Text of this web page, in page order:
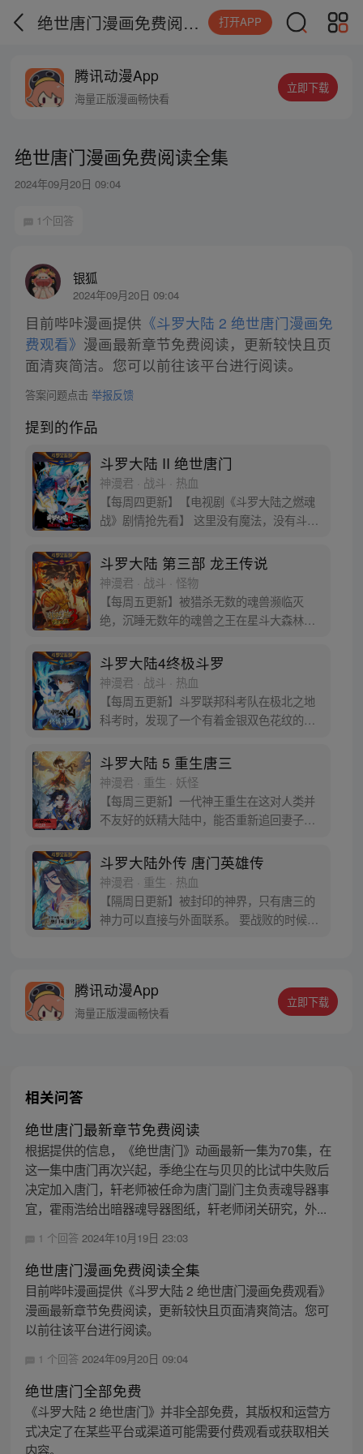
绝世唐门漫画免费阅读全集 打开APP
腾讯动漫App
海量正版漫画畅快看
立即下载
绝世唐门漫画免费阅读全集
2024年09月20日 09:04
1个回答
银狐
2024年09月20日 09:04
目前哔咔漫画提供 《斗罗大陆 2 绝世唐门漫画免
费观看》 漫画最新章节免费阅读，更新较快且页
面清爽简洁。您可以前往该平台进行阅读。
答案问题点击 举报反馈
提到的作品
斗罗大陆 II 绝世唐门
神漫君 · 战斗 · 热血
【每周四更新】【电视剧《斗罗大陆之燃魂
战》剧情抢先看】 这里没有魔法，没有斗
后的斗罗大陆上，唐门式微，一代天骄霍雨
浩横空出世，一切的神奇都将一一展现。 唐
门暗器能否重振雄风，唐门能否重现辉煌，
一切尽绝世唐门！
斗罗大陆 第三部 龙王传说
神漫君 · 战斗 · 怪物
【每周五更新】被猎杀无数的魂兽濒临灭
绝，沉睡无数年的魂兽之王在星斗大森林最
魂”遇上执着而顽强的少年唐舞麟，万众瞩目
的武魂传奇将再次被书写。我们不期待奇
迹，但要给奇迹一个机会。
斗罗大陆4终极斗罗
神漫君 · 战斗 · 热血
【每周五更新】斗罗联邦科考队在极北之地
科考时，发现了一个有着金银双色花纹的
于是赶忙将其带回研究所进行孵化。蛋孵化
出来了，可孵出来的是一个婴儿，一个和人
类一模一样的孩子；与此同时，联邦研究所
正在解冻一名银色长发女子，而一名蓝发青
年则在海滨被人发现
斗罗大陆 5 重生唐三
神漫君 · 重生 · 妖怪
【每周三更新】一代神王重生在这对人类并
不友好的妖精大陆中，能否重新追回妻子。
路？尽在一代神王至情追妻之旅，斗罗大陆
第五部，重生唐三!
斗罗大陆外传 唐门英雄传
神漫君 · 重生 · 热血
【隔周日更新】被封印的神界，只有唐三的
神力可以直接与外面联系。 要战败的时候，
战！
腾讯动漫App
海量正版漫画畅快看
立即下载
相关问答
绝世唐门最新章节免费阅读
根据提供的信息，《绝世唐门》动画最新一集为70集，在
这一集中唐门再次兴起，季绝尘在与贝贝的比试中失败后
决定加入唐门，轩老师被任命为唐门副门主负责魂导器事
宜，霍雨浩给出暗器魂导器图纸，轩老师闭关研究，外...
1 个回答 2024年10月19日 23:03
绝世唐门漫画免费阅读全集
目前哔咔漫画提供《斗罗大陆 2 绝世唐门漫画免费观看》
漫画最新章节免费阅读，更新较快且页面清爽简洁。您可
以前往该平台进行阅读。
1 个回答 2024年09月20日 09:04
绝世唐门全部免费
《斗罗大陆 2 绝世唐门》并非全部免费，其版权和运营方
式决定了在某些平台或渠道可能需要付费观看或获取相关
内容。